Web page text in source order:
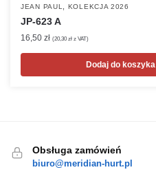
JEAN PAUL, KOLEKCJA 2026
JP-623 A
16,50 zł (20,30 zł z VAT)
Dodaj do koszyka
Obsługa zamówień
biuro@meridian-hurt.pl